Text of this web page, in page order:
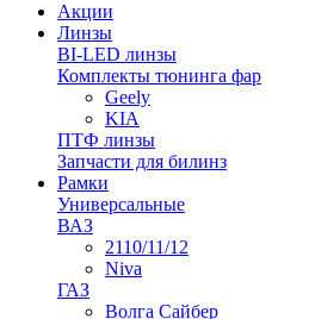
Акции
Линзы
BI-LED линзы
Комплекты тюнинга фар
Geely
KIA
ПТФ линзы
Запчасти для билинз
Рамки
Универсальные
ВАЗ
2110/11/12
Niva
ГАЗ
Волга Сайбер